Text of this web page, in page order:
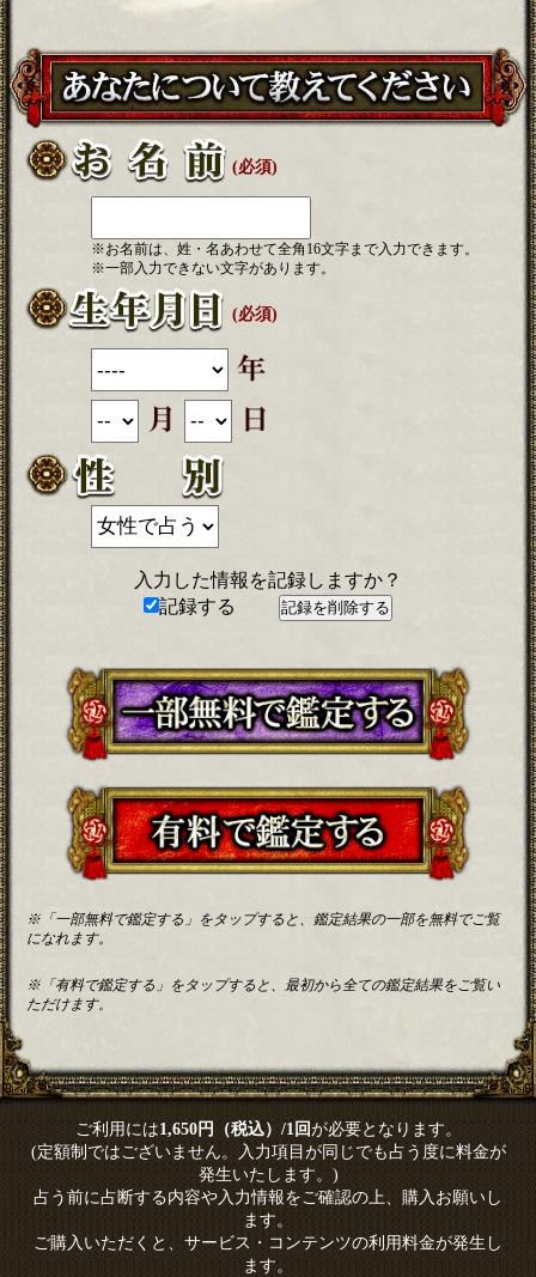
(必須)
※お名前は、姓・名あわせて全角16文字まで入力できます。
※一部入力できない文字があります。
(必須)
入力した情報を記録しますか？
記録する
※「一部無料で鑑定する」をタップすると、鑑定結果の一部を無料でご覧
になれます。
※「有料で鑑定する」をタップすると、最初から全ての鑑定結果をご覧い
ただけます。
ご利用には1,650円（税込）/1回が必要となります。
(定額制ではございません。入力項目が同じでも占う度に料金が
発生いたします。)
占う前に占断する内容や入力情報をご確認の上、購入お願いし
ます。
ご購入いただくと、サービス・コンテンツの利用料金が発生し
ます。